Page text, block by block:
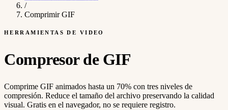
/
Comprimir GIF
HERRAMIENTAS DE VIDEO
Compresor de GIF
Comprime GIF animados hasta un 70% con tres niveles de
compresión. Reduce el tamaño del archivo preservando la calidad
visual. Gratis en el navegador, no se requiere registro.